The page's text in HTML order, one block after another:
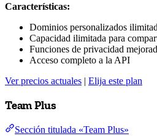
Características:
Dominios personalizados
Capacidad ilimitada para
Funciones de privacidad
Acceso completo a la API
Ver precios actuales | Elija este plan
Team Plus
Sección titulada «Team Plus»